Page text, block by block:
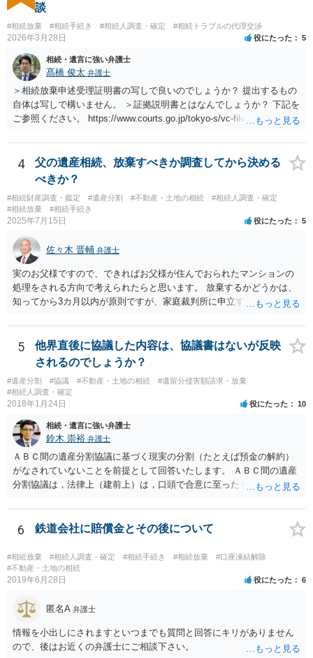
談
#相続放棄 #相続手続き #相続人調査・確定 #相続トラブルの代理交渉
2026年3月28日 役にたった 5
相続・遺言に強い弁護士
髙橋 俊太 弁護士
＞相続放棄申述受理証明書の写しで良いのでしょうか？ 提出するもの
自体は写しで構いません。 ＞証拠説明書とはなんでしょうか？ 下記を
ご参照ください。 https://www.courts.go.jp/tokyo-s/vc-files/tokyo-s/file/
4
父の遺産相続、放棄すべきか調査してから決める
べきか？
#相続財産調査・鑑定 #遺産分割 #不動産・土地の相続
#相続人調査・確定
#相続放棄
#相続手続き
2025年7月15日 役にたった 5
佐々木 晋輔 弁護士
実のお父様ですので、できればお父様が住んでおられたマンションの
処理をされる方向で考えられたらと思います。 放棄するかどうかは、
知ってから3カ月以内が原則ですが、家庭裁判所に申立すれば3カ月の
放棄するかどうか決めることができます。 銀行やサラ金が数年も放置
することはありませんので、数年後に借金が発見される可能性はほぼ
ありません。 なお、私が扱った相続放棄を検討していた案件で、期間
伸長して調査したところ、サラ金に対する過払金など相当な財産が見
つかったため相続したという事例がありました。
5
他界直後に協議した内容は、協議書はないが反映
されるのでしょうか？
#遺産分割 #協議 #不動産・土地の相続
#遺留分侵害額請求・放棄
#相続人調査・確定
2018年1月24日 役にたった 10
相続・遺言に強い弁護士
鈴木 崇裕 弁護士
ＡＢＣ間の遺産分割協議に基づく現実の分割（たとえば預金の解約）
がなされていないことを前提として回答いたします。 ＡＢＣ間の遺産
分割協議は，法律上（建前上）は，口頭で合意に至ったものであって
ん。 また，不動産の名義を移転するためには，遺産分割協議書への署
名捺印を得る必要があります。 したがって，残念ながら，「ＡＢＣ間
の遺産分割協議が有効に成立している」という前提に基づく主張は困
難と思われます。 「ＡＢＣ間の遺産分割協議は未了のまま，ＡとＢが
死亡し，二次相続が発生した」という前提に基づいて協議を進める必
要があります。 もちろん，Ｃの立場としては，ＡＢＣ間の遺産分割協
人は応じない姿勢を示していることから，実現は困難だと思います。
しどころ）としては，譲歩することを甘受しなければならないかもし
れません。
6 鉄道会社に賠償金とその後について
#相続放棄 #相続人調査・確定 #相続手続き #相続放棄
#口座凍結解除
#不動産・土地の相続
2019年6月28日 役にたった 6
匿名A 弁護士
情報を小出しにされますといつまでも質問と回答にキリがありません
ので、後はお近くの弁護士にご相談下さい。